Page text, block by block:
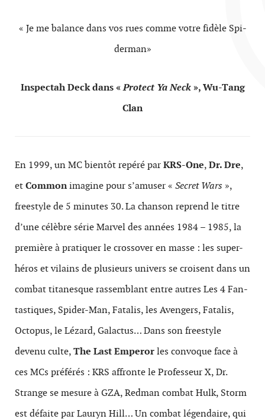
« Je me bal­ance dans vos rues comme votre fidèle Spi­
der­man»
Inspec­tah Deck dans «Pro­tect Ya Neck», Wu-​Tang
Clan
En 1999, un MC bien­tôt repéré parKRS-One,Dr. Dre,
etCom­monimag­ine pour s’amuser « Secret Wars »,
freestyle de 5 min­utes 30. La chan­son reprend le titre
d’une célèbre série Mar­vel des années 1984 – 1985, la
pre­mière à pra­ti­quer le crossover en masse : les super-
héros et vilains de plusieurs univers se croisent dans un
com­bat titanesque rassem­blant entre autres Les 4 Fan­
tas­tiques, Spider-Man, Fatalis, les Avengers, Fatalis,
Octo­pus, le Lézard, Galac­tus… Dans son freestyle
devenu culte,The Last Emperorles con­voque face à
ces MCs préférés : KRS affronte le Pro­fesseur X, Dr.
Strange se mesure à GZA, Red­man com­bat Hulk, Storm
est défaite par Lau­ryn Hill… Un com­bat légendaire, qui